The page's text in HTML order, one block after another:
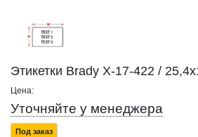
Этикетки Brady X-17-422 /
Цена:
Уточняйте у менеджера
Под заказ